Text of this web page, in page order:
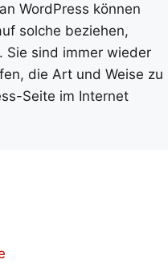
WordPress können
solche beziehen,
sind immer wieder
die Art und Weise zu
Seite im Internet